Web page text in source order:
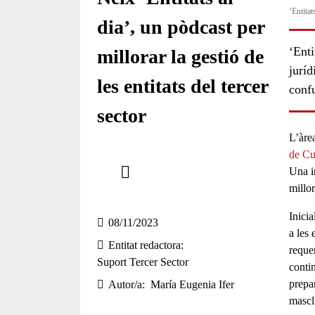
dia’, un pòdcast per
millorar la gestió de
les entitats del tercer
sector
08/11/2023
Entitat redactora
Suport Tercer Sector
Autor/a
María Eugenia Ifer
de
Una
a les